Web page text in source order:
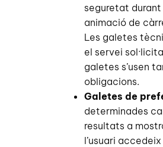
seguretat
animació de
Les galetes
el servei
galetes s’usen
obligacions.
Galetes de
determinades
resultats a
l’usuari